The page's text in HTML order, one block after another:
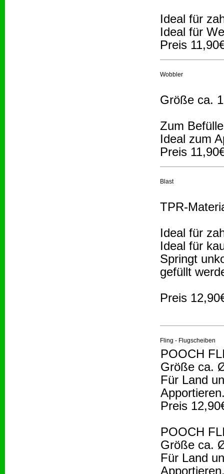
Ideal für
Ideal für
Preis
Wobbler
Größe ca.
Zum
Ideal zum
Preis
Blast
TPR-
Ideal für
Ideal für
Springt
gefüllt
Preis
Fling - Flugscheiben
POOCH
Größe ca.
Für Land
Preis
POOCH
Größe ca.
Für Land